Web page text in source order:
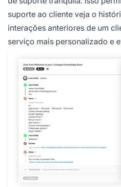
suporte ao cliente veja o
interações anteriores de um
serviço mais personalizado e